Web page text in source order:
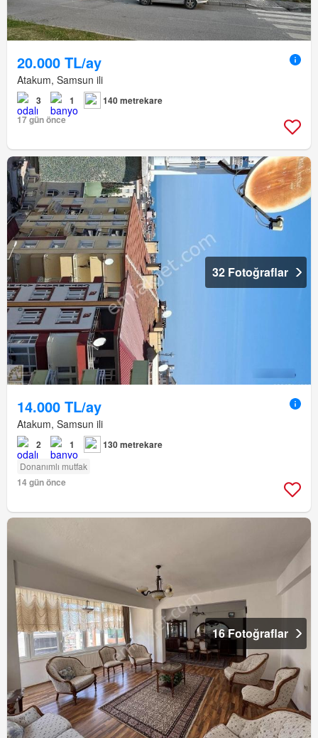
20.000 TL/ay
Atakum, Samsun ili
3 1
140 metrekare
17 gün önce
32 Fotoğraflar
14.000 TL/ay
Atakum, Samsun ili
2 1 130 metrekare
Donanımlı mutfak
14 gün önce
16 Fotoğraflar